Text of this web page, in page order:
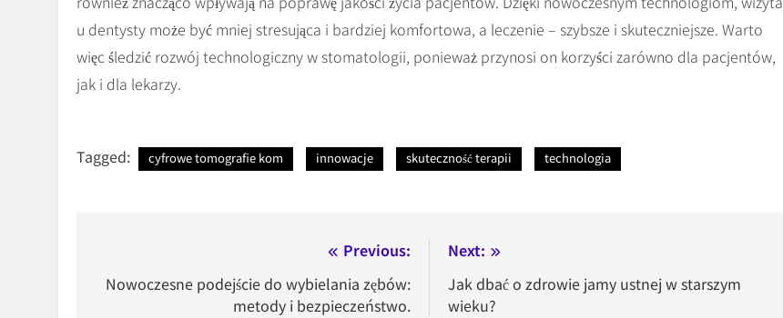
u dentysty może być mniej stresująca i bardziej komfortowa, a leczenie – szybsze i skuteczniejsze. Warto
więc śledzić rozwój technologiczny w stomatologii, ponieważ przynosi on korzyści zarówno dla pacjentów,
jak i dla lekarzy.
Tagged: cyfrowe tomografie kom innowacje skuteczność terapii technologia
wpisu
Previous:
Nowoczesne podejście do wybielania zębów:
metody i bezpieczeństwo.
Next:
Jak dbać o zdrowie jamy ustnej w starszym
wieku?